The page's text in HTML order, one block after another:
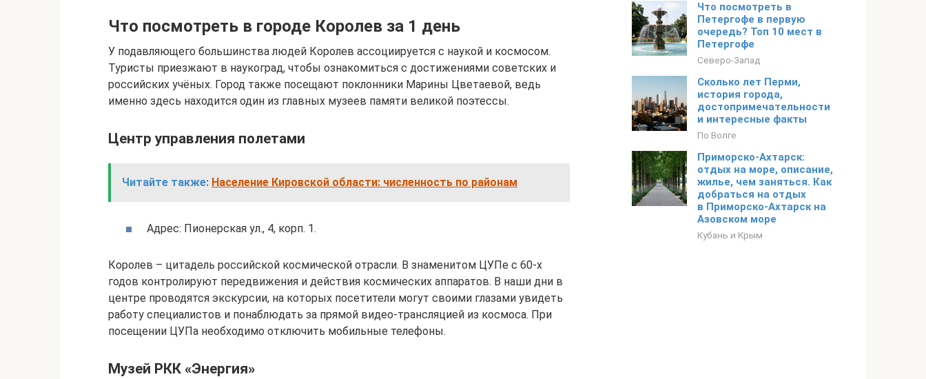
Что посмотреть в городе Королев за 1 день
У подавляющего большинства людей Королев ассоциируется с наукой и космосом.
Туристы приезжают в наукоград, чтобы ознакомиться с достижениями советских и
российских учёных. Город также посещают поклонники Марины Цветаевой, ведь
именно здесь находится один из главных музеев памяти великой поэтессы.
Центр управления полетами
Читайте также: Население Кировской области: численность по районам
Адрес: Пионерская ул., 4, корп. 1.
Королев – цитадель российской космической отрасли. В знаменитом ЦУПе с 60-х
годов контролируют передвижения и действия космических аппаратов. В наши дни в
центре проводятся экскурсии, на которых посетители могут своими глазами увидеть
работу специалистов и понаблюдать за прямой видео-трансляцией из космоса. При
посещении ЦУПа необходимо отключить мобильные телефоны.
Музей РКК «Энергия»
Что посмотреть в
Петергофе в первую
очередь? Топ 10 мест в
Петергофе
Северо-Запад
Сколько лет Перми,
история города,
достопримечательности
и интересные факты
По Волге
Приморско-Ахтарск:
отдых на море, описание,
жилье, чем заняться. Как
добраться на отдых
в Приморско-Ахтарск на
Азовском море
Кубань и Крым